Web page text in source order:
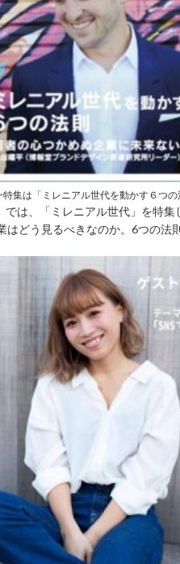
特集は「ミレニアル世代を動かす６つ
は、「ミレニアル世代」を特
はどう見るべきなのか。6つの法